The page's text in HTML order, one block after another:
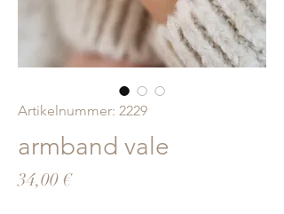
Artikelnummer: 2229
armband vale
34,00 €Preis